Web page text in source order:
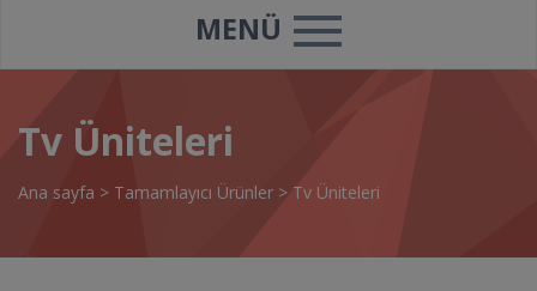
MENÜ
Tv Üniteleri
Ana sayfa > Tamamlayıcı Ürünler > Tv Üniteleri